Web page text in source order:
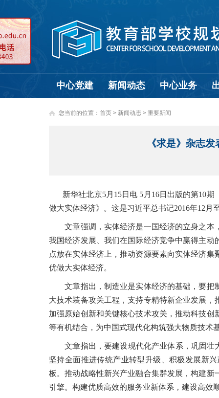
中心党建 新闻动态 中心业务
您当前的位置： 首页 > 新闻动态 > 重要新闻
《求是》杂志
新华社北京5月15日电 5月16日出版的第10
做大实体经济》。这是习近平总书记2016年12月
文章强调，实体经济是一国经济的立身之本
我国经济发展、我们在国际经济竞争中赢得主
点放在实体经济上，推动资源要素向实体经济
优做大实体经济。
文章指出，制造业是实体经济的基础，要把
大技术装备攻关工程，支持专精特新企业发展
加强原始创新和关键核心技术攻关，推动科技
等有机结合，为中国式现代化构筑强大物质技术
文章指出，要建设现代化产业体系，巩固壮
坚持全面推进传统产业转型升级、积极发展新
板。推动战略性新兴产业融合集群发展，构建
引擎。构建优质高效的服务业新体系，建设高效